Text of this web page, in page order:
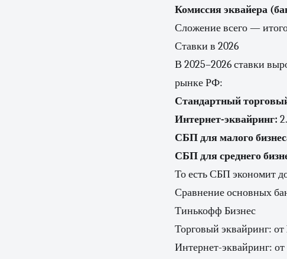
Комиссия эквайера
Сложение всего —
Ставки в 2026
В 2025–2026 ставки
рынке РФ:
Стандартный
Интернет-эквайринг:
СБП для малого
СБП для среднего
То есть СБП экономит
Сравнение основных
Тинькофф Бизнес
Торговый эквайринг: от
Интернет-эквайринг: от